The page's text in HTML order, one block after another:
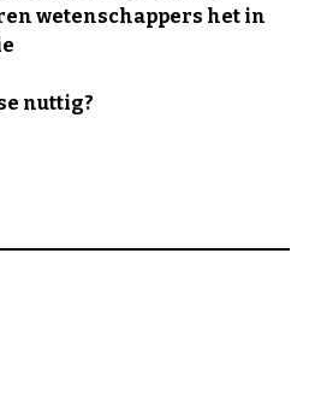
wetenschappers het in
nuttig?